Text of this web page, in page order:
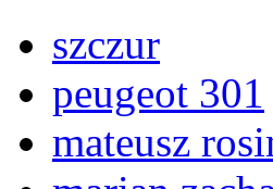
szczur
peugeot 301
mateusz